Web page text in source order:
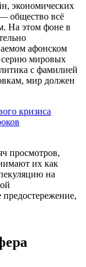
экономических
общество всё
На этом фоне в
афонском
серию мировых
с фамилией
мир должен
кризиса
просмотров,
их как
на